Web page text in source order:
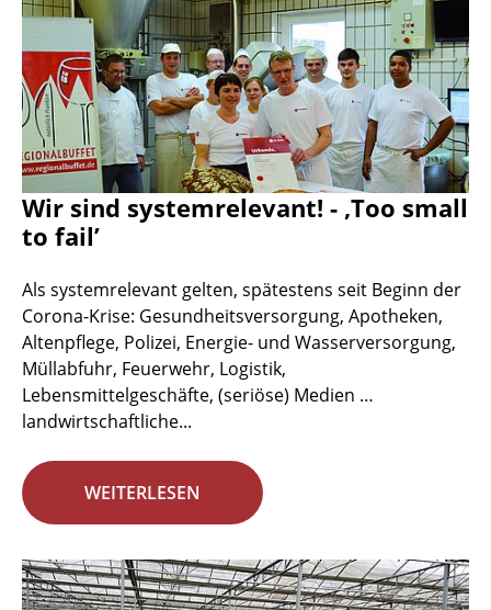
Wir sind systemrelevant! - ‚Too small
to fail’
Als systemrelevant gelten, spätestens seit Beginn der
Corona-Krise: Gesundheitsversorgung, Apotheken,
Altenpflege, Polizei, Energie- und Wasserversorgung,
Müllabfuhr, Feuerwehr, Logistik,
Lebensmittelgeschäfte, (seriöse) Medien …
landwirtschaftliche...
WEITERLESEN